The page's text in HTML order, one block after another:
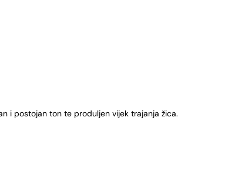
i postojan ton te produljen vijek trajanja žica.